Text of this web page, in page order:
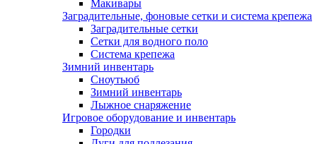
Макивары
Заградительные, фоновые сетки и система крепежа
Заградительные сетки
Сетки для водного поло
Система крепежа
Зимний инвентарь
Сноутьюб
Зимний инвентарь
Лыжное снаряжение
Игровое оборудование и инвентарь
Городки